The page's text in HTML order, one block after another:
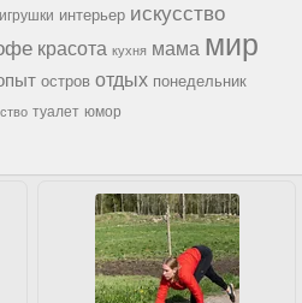
игрушки интерьер искусство
красота кухня мама мир
остров отдых понедельник
туалет юмор